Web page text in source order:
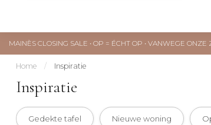
MAINÈS CLOSING SALE • OP = ÉCHT OP • VANWEGE
Home / Inspiratie
Inspiratie
Gedekte tafel Nieuwe woning